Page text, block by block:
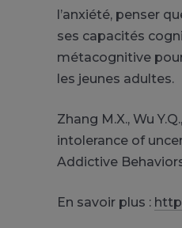
l’anxiété, penser
ses capacités
métacognitive
les jeunes adultes.
Zhang M.X., Wu
intolerance of
Addictive
En savoir plus :